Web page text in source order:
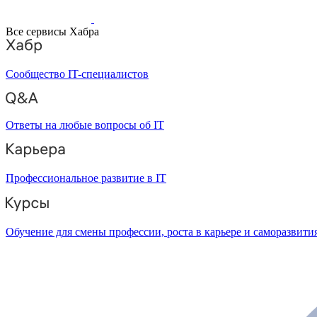
Все сервисы Хабра
Сообщество IT-специалистов
Ответы на любые вопросы об IT
Профессиональное развитие в IT
Обучение для смены профессии, роста в карьере и